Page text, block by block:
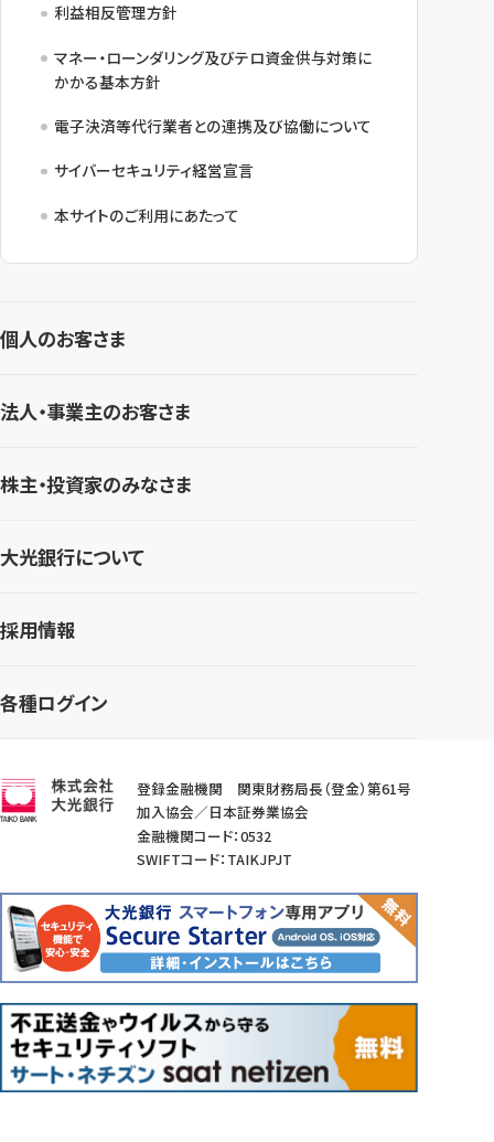
利益相反管理方針
マネー・ローンダリング及びテロ資金供与対策に
かかる基本方針
電子決済等代行業者との連携及び協働について
サイバーセキュリティ経営宣言
本サイトのご利用にあたって
個人のお客さま
法人・事業主のお客さま
株主・投資家のみなさま
大光銀行について
採用情報
各種ログイン
登録金融機関 関東財務局長（登金）第61号
加入協会／日本証券業協会
金融機関コード：0532
SWIFTコード：TAIKJPJT